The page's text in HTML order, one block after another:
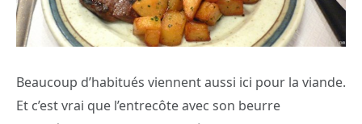
Beaucoup d’habitués viennent aussi ici pour la viande.
Et c’est vrai que l’entrecôte avec son beurre